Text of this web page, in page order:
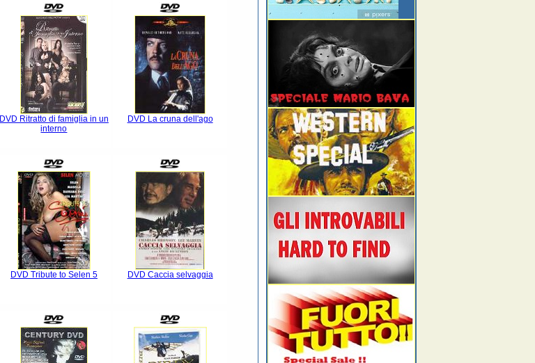
DVD Ritratto di famiglia in un
interno
DVD La cruna dell'ago
DVD Tribute to Selen 5 DVD Caccia selvaggia